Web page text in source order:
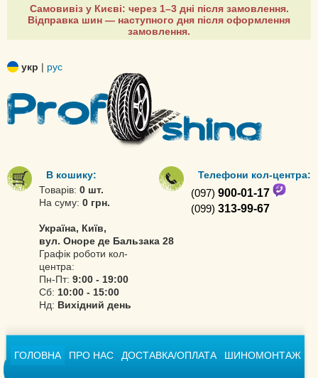
Самовивіз у Києві: через 1–3 дні після замовлення.
Відправка шин — наступного дня після оформлення
замовлення.
укр | рус
В кошику:
Товарів: 0 шт.
На суму: 0 грн.
Україна, Київ,
вул. Оноре де Бальзака 28
Графік роботи кол-
центра:
Пн-Пт: 9:00 - 19:00
Сб: 10:00 - 15:00
Нд: Вихідний день
Телефони кол-центра:
(097) 900-01-17
(099) 313-99-67
ГОЛОВНА ПРО НАС ДОСТАВКА/ОПЛАТА ШИНОМОНТАЖ